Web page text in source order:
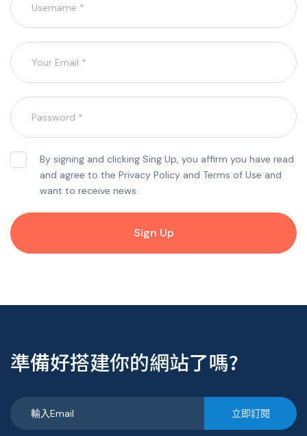
By signing and clicking Sing Up, you affirm you have read
and agree to the Privacy Policy and Terms of Use and
want to receive news.
Sign Up
準備好搭建你的網站了嗎?